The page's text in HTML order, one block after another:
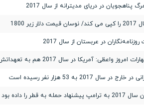
در دریای مدیترانه از سال 2017
آمریکا در سال 2017 هم به تعهداتش عمل نمی‌کرد
2017 به 53 هزار نفر رسیده است
قطر را داده بود